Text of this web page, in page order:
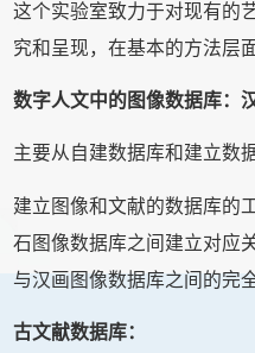
这个实验室致力于对现有的
究和呈现，在基本的方法层
数字人文中的图像数据库：
主要从自建数据库和建立数
建立图像和文献的数据库的
石图像数据库之间建立对应
与汉画图像数据库之间的完
古文献数据库：